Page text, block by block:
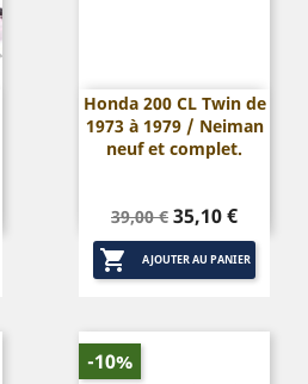
Honda 200 CL Twin de
1973 à 1979 / Neiman
neuf et complet.
Prix
de
base
39,00 € Prix
35,10 €
 AJOUTER AU PANIER
-10%